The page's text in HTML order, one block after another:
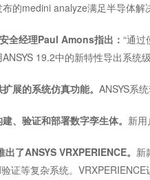
的medini analyze满足半导体解
全经理Paul Amons指出： “通
19.2中的新特性导出系
展的系统仿真功能。 ANSYS系
、验证和部署数字孪生体。 新
了ANSYS VRXPERIENCE。 新
证等复杂系统。